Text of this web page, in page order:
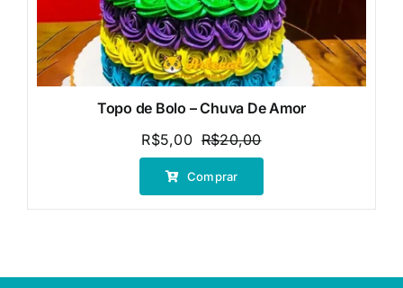
Topo de Bolo – Chuva De Amor
R$20,00O
preço
era:
R$5,00
O
preço
é:
Comprar